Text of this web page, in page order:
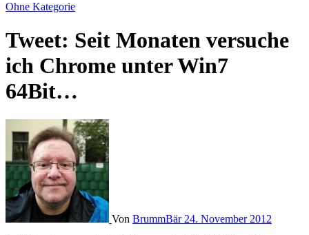
Ohne Kategorie
Tweet: Seit Monaten versuche
ich Chrome unter Win7
64Bit…
Von BrummBär 24. November 2012